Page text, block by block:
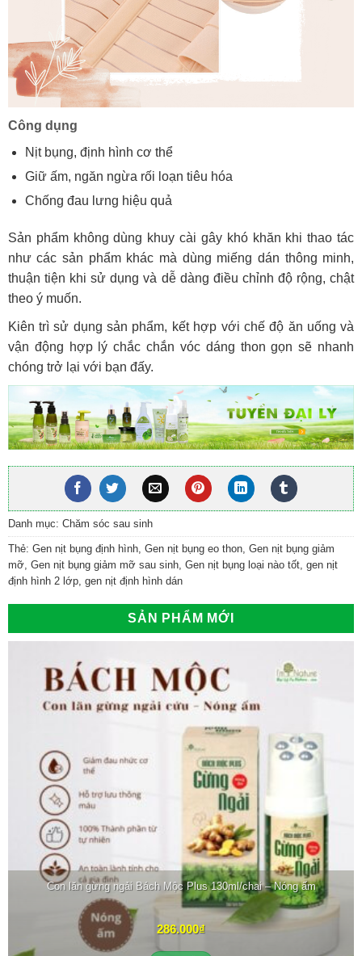
Công dụng
Nịt bụng, định hình cơ thể
Giữ ấm, ngăn ngừa rối loạn tiêu hóa
Chống đau lưng hiệu quả
Sản phẩm không dùng khuy cài gây khó khăn khi thao tác
như các sản phẩm khác mà dùng miếng dán thông minh,
thuận tiện khi sử dụng và dễ dàng điều chỉnh độ rộng, chật
theo ý muốn.
Kiên trì sử dụng sản phẩm, kết hợp với chế độ ăn uống và
vận động hợp lý chắc chắn vóc dáng thon gọn sẽ nhanh
chóng trở lại với bạn đấy.
Danh mục: Chăm sóc sau sinh
Thẻ: Gen nịt bụng định hình, Gen nịt bụng eo thon, Gen nịt bụng giảm
mỡ, Gen nịt bụng giảm mỡ sau sinh, Gen nịt bụng loại nào tốt, gen nịt
định hình 2 lớp, gen nịt định hình dán
SẢN PHẨM MỚI
Con lăn gừng ngải Bách Mộc Plus 130ml/chai – Nóng ấm
286.000₫